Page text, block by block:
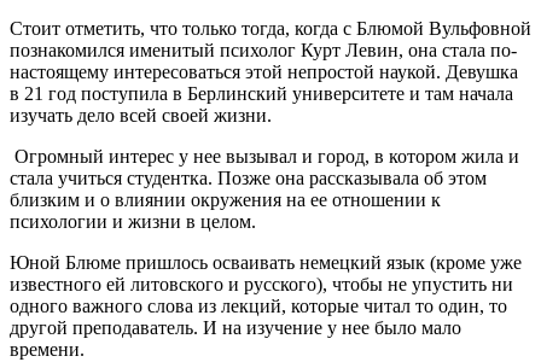
Стоит отметить, что только тогда, когда с Блюмой Вульфовной
познакомился именитый психолог Курт Левин, она стала по-
настоящему интересоваться этой непростой наукой. Девушка
в 21 год поступила в Берлинский университете и там начала
изучать дело всей своей жизни.
Огромный интерес у нее вызывал и город, в котором жила и
стала учиться студентка. Позже она рассказывала об этом
близким и о влиянии окружения на ее отношении к
психологии и жизни в целом.
Юной Блюме пришлось осваивать немецкий язык (кроме уже
известного ей литовского и русского), чтобы не упустить ни
одного важного слова из лекций, которые читал то один, то
другой преподаватель. И на изучение у нее было мало
времени.